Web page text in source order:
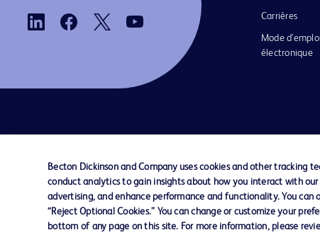
Carrières
Mode d’emploi
électronique
© 2026 BD. Tous droits réservés. BD et le
sont des marques commerciales de Becton,
and Company. Toutes les autres marques
appartiennent à leurs propriétaires respectifs.
Becton Dickinson and Company uses cookies and other tracking
conduct analytics to gain insights about how you interact with
advertising, and enhance performance and functionality. You can
“Reject Optional Cookies.” You can change or customize your
bottom of any page on this site. For more information, please